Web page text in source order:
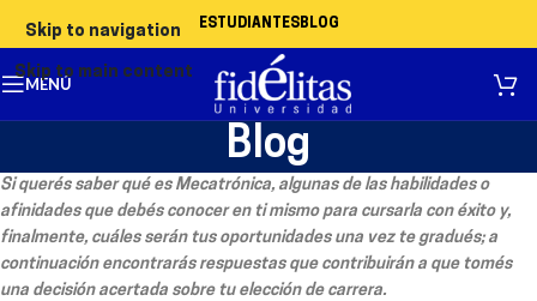
Skip to navigation
Skip to main content
ESTUDIANTESBLOG
MENÚ
Blog
Si querés saber qué es Mecatrónica, algunas de las habilidades o
afinidades que debés conocer en ti mismo para cursarla con éxito y,
finalmente, cuáles serán tus oportunidades una vez te gradués; a
continuación encontrarás respuestas que contribuirán a que tomés
una decisión acertada sobre tu elección de carrera.